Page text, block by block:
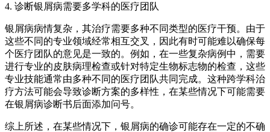
4. 诊断银屑病需要多学科的医疗团队
银屑病病情复杂，其治疗需要多种不同类型的医疗干预。由于
这些不同的专业领域经常相互交叉，因此有时可能难以确保每
个医疗团队的意见是一致的。例如，在一些复杂病例中，需要
进行专业的皮肤病理检查或针对特定生物标志物的检查，这些
专业技能通常由多种不同的医疗团队共同完成。这种跨学科治
疗方法可能会导致诊断方案的多样性，在某些情况下可能需要
在银屑病诊断书后面添加问号。
综上所述，在某些情况下，银屑病的确诊可能存在一定的不确